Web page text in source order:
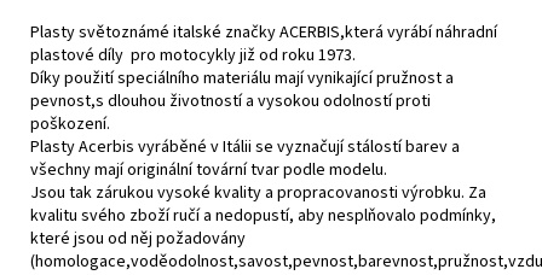
Plasty světoznámé italské značky ACERBIS,která vyrábí náhradní
plastové díly pro motocykly již od roku 1973.
Díky použití speciálního materiálu mají vynikající pružnost a
pevnost,s dlouhou životností a vysokou odolností proti
poškození.
Plasty Acerbis vyráběné v Itálii se vyznačují stálostí barev a
všechny mají originální tovární tvar podle modelu.
Jsou tak zárukou vysoké kvality a propracovanosti výrobku. Za
kvalitu svého zboží ručí a nedopustí, aby nesplňovalo podmínky,
které jsou od něj požadovány